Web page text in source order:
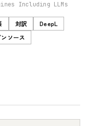
Including LLMs
対訳
DeepL
ソース